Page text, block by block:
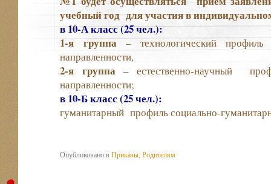
учебный год для участия в
в 10-А класс (25 чел.):
1-я группа– технологический профиль
направленности,
2-я группа – естественно-научный
направленности;
в 10-Б класс (25 чел.):
гуманитарный профиль социально-
Опубликовано вПриказы Родителям